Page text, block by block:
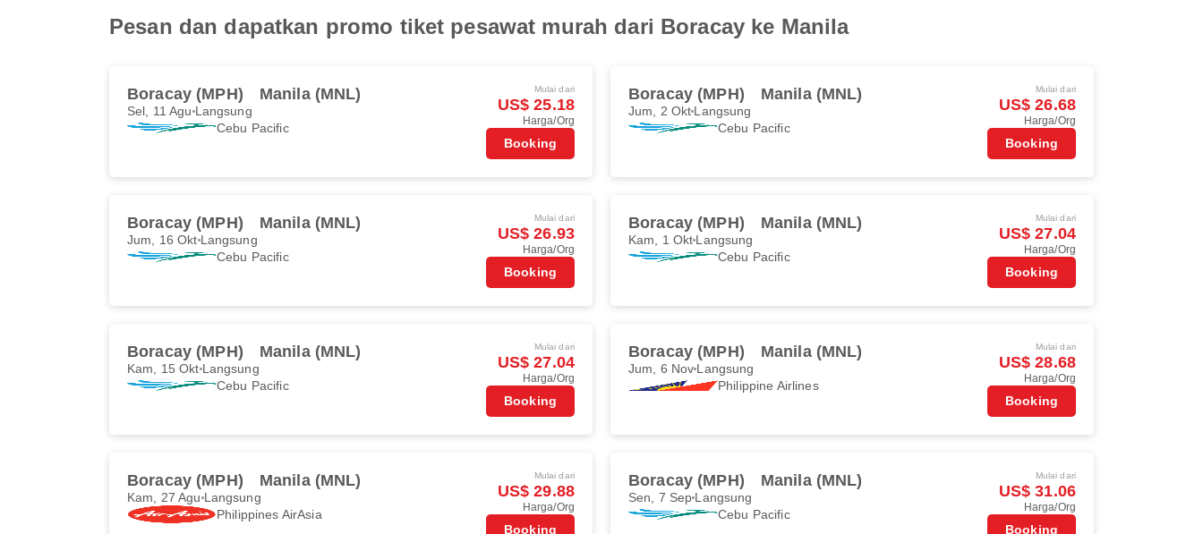
Pesan dan dapatkan promo tiket pesawat murah dari Boracay ke Manila
Boracay (MPH) Manila (MNL)
Sel, 11 Agu Langsung
Cebu Pacific
Mulai dari
US$ 25.18
Harga/Org
Booking
Boracay (MPH) Manila (MNL)
Jum, 2 Okt Langsung
Cebu Pacific
Mulai dari
US$ 26.68
Harga/Org
Booking
Boracay (MPH) Manila (MNL)
Jum, 16 Okt Langsung
Cebu Pacific
Mulai dari
US$ 26.93
Harga/Org
Booking
Boracay (MPH) Manila (MNL)
Kam, 1 Okt Langsung
Cebu Pacific
Mulai dari
US$ 27.04
Harga/Org
Booking
Boracay (MPH) Manila (MNL)
Kam, 15 Okt Langsung
Cebu Pacific
Mulai dari
US$ 27.04
Harga/Org
Booking
Boracay (MPH) Manila (MNL)
Jum, 6 Nov Langsung
Philippine Airlines
Mulai dari
US$ 28.68
Harga/Org
Booking
Boracay (MPH) Manila (MNL)
Kam, 27 Agu Langsung
Philippines AirAsia
Mulai dari
US$ 29.88
Harga/Org
Booking
Boracay (MPH) Manila (MNL)
Sen, 7 Sep Langsung
Cebu Pacific
Mulai dari
US$ 31.06
Harga/Org
Booking